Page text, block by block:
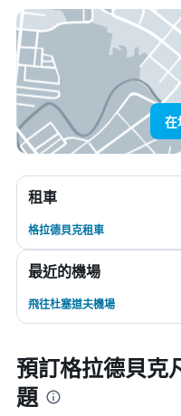
在
租車
格拉德貝克租車
最近的機場
飛往杜塞道夫機場
預訂格拉德貝克
題